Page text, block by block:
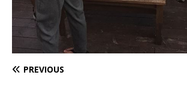
PREVIOUS